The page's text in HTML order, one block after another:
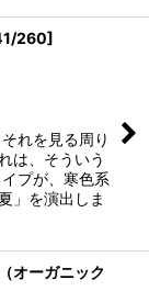
260]
れを見る周り
は、そういう
プが、寒色系
」を演出しま
オーガニック